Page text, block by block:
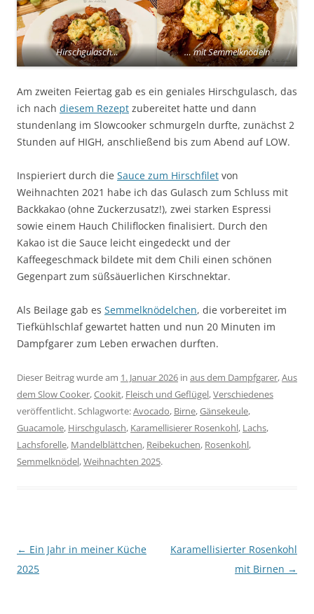
Hirschgulasch… … mit Semmelknödeln
Am zweiten Feiertag gab es ein geniales Hirschgulasch, das
ich nach diesem Rezept zubereitet hatte und dann
stundenlang im Slowcooker schmurgeln durfte, zunächst 2
Stunden auf HIGH, anschließend bis zum Abend auf LOW.
Inspieriert durch die Sauce zum Hirschfilet von
Weihnachten 2021 habe ich das Gulasch zum Schluss mit
Backkakao (ohne Zuckerzusatz!), zwei starken Espressi
sowie einem Hauch Chiliflocken finalisiert. Durch den
Kakao ist die Sauce leicht eingedeckt und der
Kaffeegeschmack bildete mit dem Chili einen schönen
Gegenpart zum süßsäuerlichen Kirschnektar.
Als Beilage gab es Semmelknödelchen, die vorbereitet im
Tiefkühlschlaf gewartet hatten und nun 20 Minuten im
Dampfgarer zum Leben erwachen durften.
Dieser Beitrag wurde am 1. Januar 2026 in aus dem Dampfgarer,Aus
dem Slow Cooker,Cookit, Fleisch und Geflügel,Verschiedenes
veröffentlicht. Schlagworte:Avocado, Birne,Gänsekeule,
Guacamole, Hirschgulasch, Karamellisierer Rosenkohl, Lachs,
Lachsforelle, Mandelblättchen, Reibekuchen, Rosenkohl,
Semmelknödel,Weihnachten 2025.
Beitragsnavigation
← Ein Jahr in meiner Küche
2025
Karamellisierter Rosenkohl
mit Birnen →